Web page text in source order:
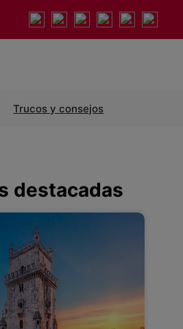
Trucos y consejos
destacadas